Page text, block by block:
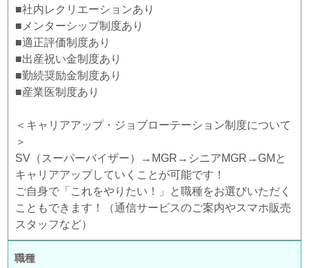
■社内レクリエーションあり
■メンターシップ制度あり
■適正評価制度あり
■出産祝い金制度あり
■勤続奨励金制度あり
■産業医制度あり
＜キャリアアップ・ジョブローテーション制度について
＞
SV（スーパーバイザー）→MGR→シニアMGR→GMと
キャリアアップしていくことが可能です！
ご自身で「これをやりたい！」と職種をお選びいただく
こともできます！（通信サービスのご案内やスマホ販売
スタッフなど）
職種